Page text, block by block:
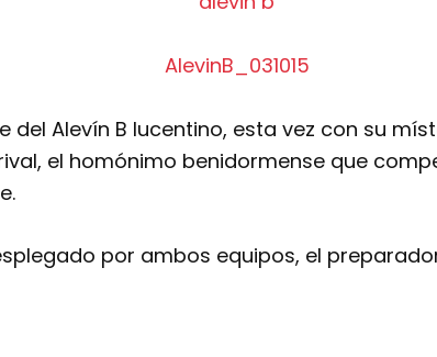
del Alevín B lucentino, esta vez con su
el homónimo benidormense que
por ambos equipos, el preparador